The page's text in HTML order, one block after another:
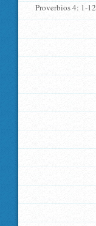
Proverbios 4: 1-12